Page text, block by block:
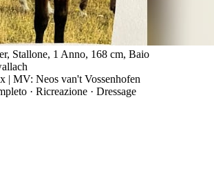
Stallone, 1 Anno, 168 cm, Baio
| MV: Neos van't Vossenhofen
· Ricreazione · Dressage